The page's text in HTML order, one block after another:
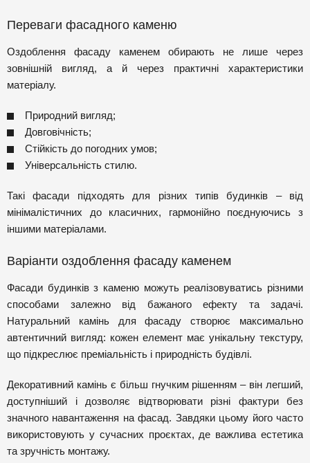
Переваги фасадного каменю
Оздоблення фасаду каменем обирають не лише через
зовнішній вигляд, а й через практичні характеристики
матеріалу.
Природний вигляд;
Довговічність;
Стійкість до погодних умов;
Універсальність стилю.
Такі фасади підходять для різних типів будинків – від
мінімалістичних до класичних, гармонійно поєднуючись з
іншими матеріалами.
Варіанти оздоблення фасаду каменем
Фасади будинків з каменю можуть реалізовуватись різними
способами залежно від бажаного ефекту та задачі.
Натуральний камінь для фасаду створює максимально
автентичний вигляд: кожен елемент має унікальну текстуру,
що підкреслює преміальність і природність будівлі.
Декоративний камінь є більш гнучким рішенням – він легший,
доступніший і дозволяє відтворювати різні фактури без
значного навантаження на фасад. Завдяки цьому його часто
використовують у сучасних проєктах, де важлива естетика
та зручність монтажу.